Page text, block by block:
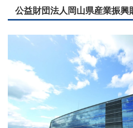
公益財団法人岡山県産業振興